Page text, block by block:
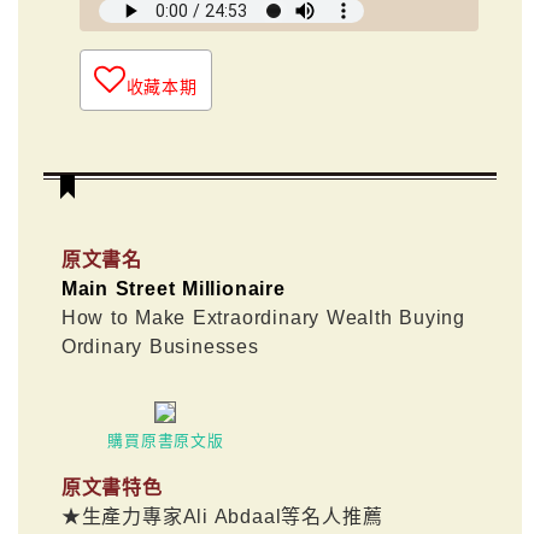
收藏本期
原文書名
Main Street Millionaire
How to Make Extraordinary Wealth Buying
Ordinary Businesses
購買原書原文版
原文書特色
★生產力專家Ali Abdaal等名人推薦